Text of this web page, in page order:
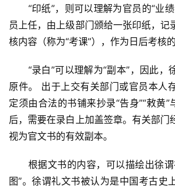
“印纸”，则可以理解为官员的“业绩
员上任，由上级部门颁给一张印纸，记
核内容（称为“考课”），作为日后考核的
“录白”可以理解为“副本”，因此，
原件。 出于上交有关部门或官员本人
定须由合法的书铺来抄录“告身”“敕黄”
后，需要在录白上加盖签章。有关部门
视为官文书的有效副本。
根据文书的内容，可以描绘出徐谓
图”。徐谓礼文书被认为是中国考古史